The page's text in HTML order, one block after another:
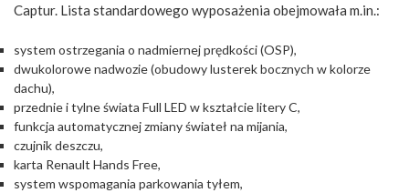
Captur. Lista standardowego wyposażenia obejmowała m.in.:
system ostrzegania o nadmiernej prędkości (OSP),
dwukolorowe nadwozie (obudowy lusterek bocznych w kolorze
dachu),
przednie i tylne świata Full LED w kształcie litery C,
funkcja automatycznej zmiany świateł na mijania,
czujnik deszczu,
karta Renault Hands Free,
system wspomagania parkowania tyłem,